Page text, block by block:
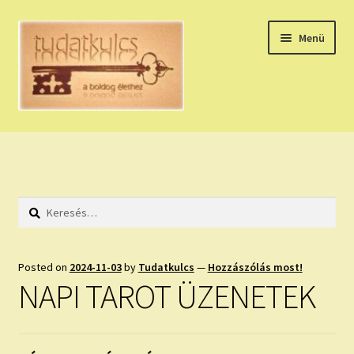
Ugrás
navigációhoz
Kilépés
tartalomba
Menü
HÚZZ EGY KÁRTYÁT!
HOLDNAPTÁR
NAPI ASZTROLÓGIA
Keresés:
Posted on 2024-11-03by Tudatkulcs — Hozzászólás most!
NAPI TAROT ÜZENETEK